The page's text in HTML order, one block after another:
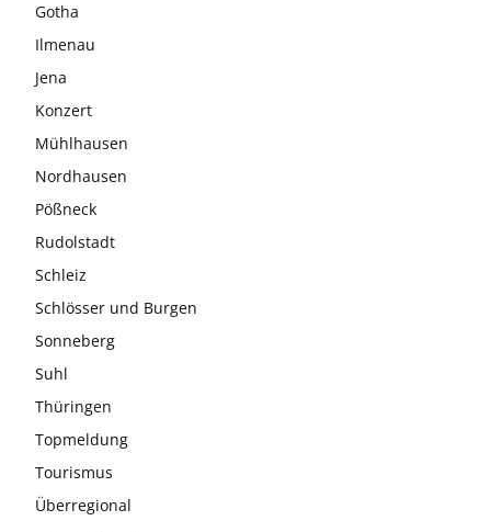
Gotha
Ilmenau
Jena
Konzert
Mühlhausen
Nordhausen
Pößneck
Rudolstadt
Schleiz
Schlösser und Burgen
Sonneberg
Suhl
Thüringen
Topmeldung
Tourismus
Überregional